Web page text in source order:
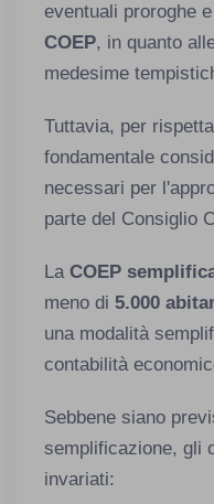
eventuali proroghe
COEP, in quanto
medesime
Tuttavia, per
fondamentale
necessari per
parte del Consiglio
La COEP
meno di 5.000
una modalità
contabilità
Sebbene siano
semplificazione, gli
invariati: